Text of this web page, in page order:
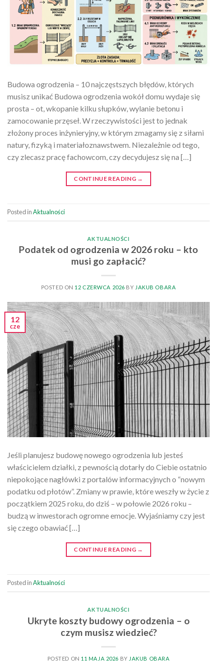
Budowa ogrodzenia – 10 najczęstszych błędów, których
musisz unikać Budowa ogrodzenia wokół domu wydaje się
prosta – ot, wkopanie kilku słupków, wylanie betonu i
zamocowanie przęseł. W rzeczywistości jest to jednak
złożony proces inżynieryjny, w którym zmagamy się z siłami
natury, fizyką i materiałoznawstwem. Niezależnie od tego,
czy zlecasz pracę fachowcom, czy decydujesz się na […]
CONTINUE READING →
Posted inAktualności
AKTUALNOŚCI
Podatek od ogrodzenia w 2026 roku – kto
musi go zapłacić?
POSTED ON 12 CZERWCA 2026 BY JAKUB OBARA
12
cze
Jeśli planujesz budowę nowego ogrodzenia lub jesteś
właścicielem działki, z pewnością dotarły do Ciebie ostatnio
niepokojące nagłówki z portalów informacyjnych o “nowym
podatku od płotów”. Zmiany w prawie, które weszły w życie z
początkiem 2025 roku, do dziś – w połowie 2026 roku –
budzą w inwestorach ogromne emocje. Wyjaśniamy czy jest
się czego obawiać […]
CONTINUE READING →
Posted inAktualności
AKTUALNOŚCI
Ukryte koszty budowy ogrodzenia – o
czym musisz wiedzieć?
POSTED ON 11 MAJA 2026 BY JAKUB OBARA